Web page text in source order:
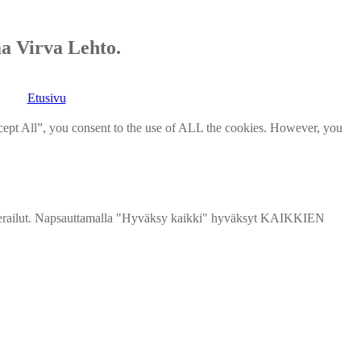
Virva Lehto.​
Etusivu
All”, you consent to the use of ALL the cookies. However, you
Napsauttamalla "Hyväksy kaikki" hyväksyt KAIKKIEN